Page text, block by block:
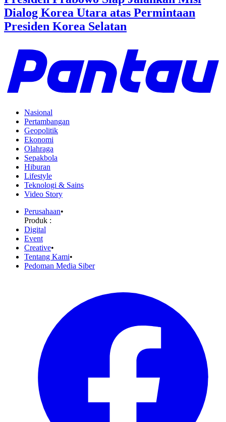
Dialog Korea Utara atas Permintaan
Presiden Korea Selatan
Nasional
Pertambangan
Geopolitik
Ekonomi
Olahraga
Sepakbola
Hiburan
Lifestyle
Teknologi & Sains
Video Story
Perusahaan•
Produk :
Digital
Event
Creative•
Tentang Kami•
Pedoman Media Siber